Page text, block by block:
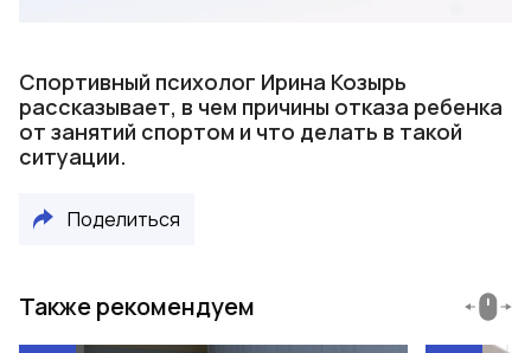
Спортивный психолог Ирина Козырь
рассказывает, в чем причины отказа ребенка
от занятий спортом и что делать в такой
ситуации.
Поделиться
Также рекомендуем